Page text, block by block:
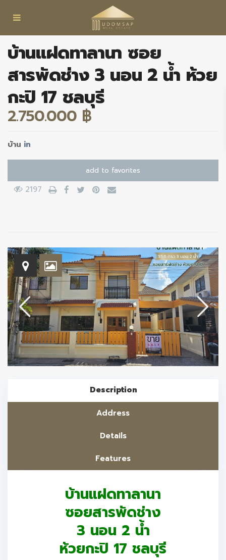
บ้านแฝดทาลานา ซอย
สารพัดช่าง 3 นอน 2 น้ำ ห้วย
กะปิ 17 ชลบุรี
2.750.000 ฿
บ้าน in
add to favorites
2197
Description
Address
Details
Features
บ้านแฝดทาลานา
ซอยสารพัดช่าง
3 นอน 2 น้ำ
ห้วยกะปิ 17 ชลบุรี